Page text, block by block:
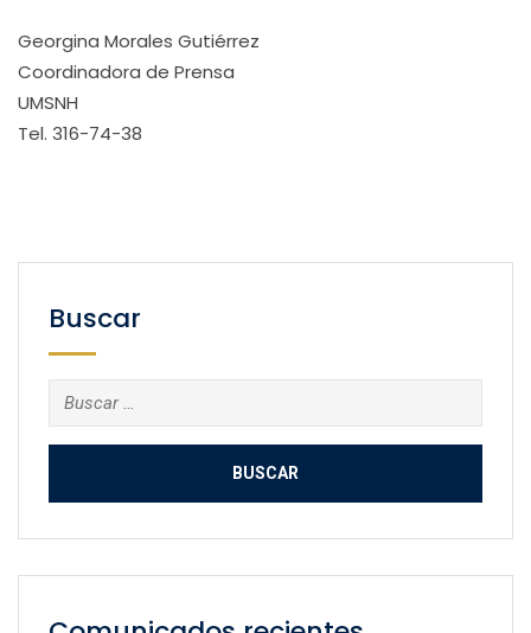
Georgina Morales Gutiérrez
Coordinadora de Prensa
UMSNH
Tel. 316-74-38
Buscar
Buscar: